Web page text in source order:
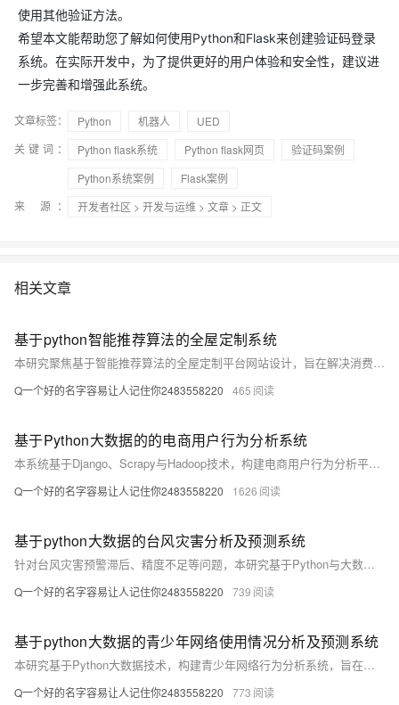
使用其他验证方法。
希望本文能帮助您了解如何使用Python和Flask来创建验证码登录
系统。在实际开发中，为了提供更好的用户体验和安全性，建议进
一步完善和增强此系统。
文章标签： Python 机器人
UED
关键词：
Python flask系统 Python flask网页
验证码案例
Python系统案例
Flask案例
来 源：
开发者社区 > 开发与运维 > 文章 > 正文
相关文章
基于python智能推荐算法的全屋定制系统
本研究聚焦基于智能推荐算法的全屋定制平台网站设计，旨在解决消费者在个性化定制中面临的选择难题。通过整合Django、Vue、Python与MySQL等技术，构建集家装设计、材料推荐、家具搭配于一体的一站式智能服务平台，提升用户体验与行业数字化水平。
Q一个好的名字容易让人记住你2483558220 465
基于Python大数据的的电商用户行为分析系统
本系统基于Django、Scrapy与Hadoop技术，构建电商用户行为分析平台。通过爬取与处理海量用户数据，实现行为追踪、偏好分析与个性化推荐，助力企业提升营销精准度与用户体验，推动电商智能化发展。
Q一个好的名字容易让人记住你2483558220 1626
基于python大数据的台风灾害分析及预测系统
针对台风灾害预警滞后、精度不足等问题，本研究基于Python与大数据技术，构建多源数据融合的台风预测系统。利用机器学习提升路径与强度预测准确率，结合Django框架实现动态可视化与实时预警，为防灾决策提供科学支持，显著提高应急响应效率，具有重要社会经济价值。
Q一个好的名字容易让人记住你2483558220 739
基于python大数据的青少年网络使用情况分析及预测系统
本研究基于Python大数据技术，构建青少年网络行为分析系统，旨在破解现有防沉迷模式下用户画像模糊、预警滞后等难题。通过整合多平台亿级数据，运用机器学习实现精准行为预测与实时干预，推动数字治理向“数据驱动”转型，为家庭、学校及政府提供科学决策支持，助力青少年健康上网。
Q一个好的名字容易让人记住你2483558220 773